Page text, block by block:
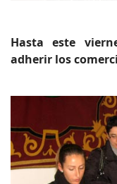
Hasta este
adherir los